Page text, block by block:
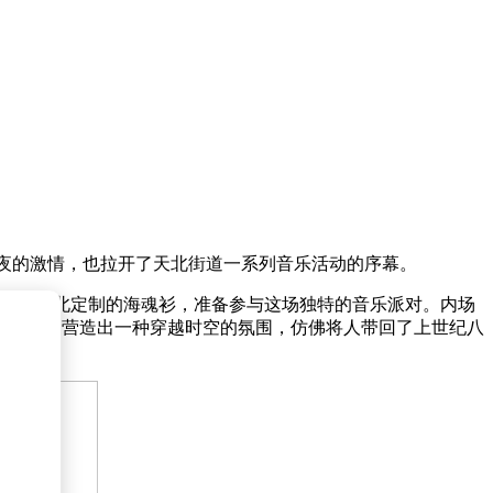
激情，也拉开了天北街道一系列音乐活动的序幕。
取天北定制的海魂衫，准备参与这场独特的音乐派对。内场
映，营造出一种穿越时空的氛围，仿佛将人带回了上世纪八